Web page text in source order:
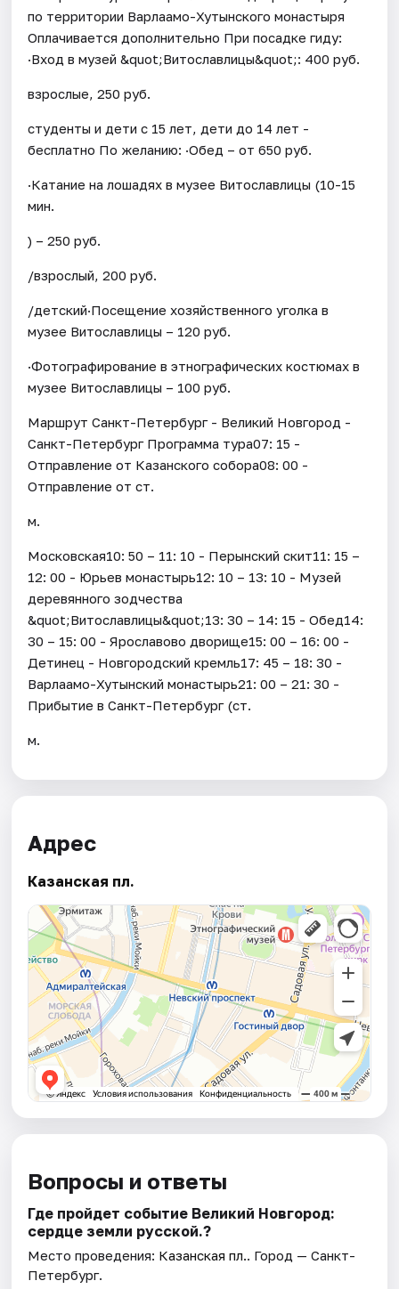
по территории Варлаамо-Хутынского монастыря
Оплачивается дополнительно При посадке гиду:
·Вход в музей &quot;Витославлицы&quot;: 400 руб.
взрослые, 250 руб.
студенты и дети с 15 лет, дети до 14 лет -
бесплатно По желанию: ·Обед – от 650 руб.
·Катание на лошадях в музее Витославлицы (10-15
мин.
) – 250 руб.
/взрослый, 200 руб.
/детский·Посещение хозяйственного уголка в
музее Витославлицы – 120 руб.
·Фотографирование в этнографических костюмах в
музее Витославлицы – 100 руб.
Маршрут Санкт-Петербург - Великий Новгород -
Санкт-Петербург Программа тура07: 15 -
Отправление от Казанского собора08: 00 -
Отправление от ст.
м.
Московская10: 50 – 11: 10 - Перынский скит11: 15 –
12: 00 - Юрьев монастырь12: 10 – 13: 10 - Музей
деревянного зодчества
&quot;Витославлицы&quot;13: 30 – 14: 15 - Обед14:
30 – 15: 00 - Ярославово дворище15: 00 – 16: 00 -
Детинец - Новгородский кремль17: 45 – 18: 30 -
Варлаамо-Хутынский монастырь21: 00 – 21: 30 -
Прибытие в Санкт-Петербург (ст.
м.
Адрес
Казанская пл.
Вопросы и ответы
Где пройдет событие Великий Новгород:
сердце земли русской.?
Место проведения: Казанская пл.. Город — Санкт-
Петербург.